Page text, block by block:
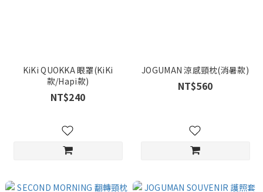
KiKi QUOKKA 眼罩(KiKi
款/Hapi款)
NT$240
JOGUMAN 涼感頸枕(消暑款)
NT$560